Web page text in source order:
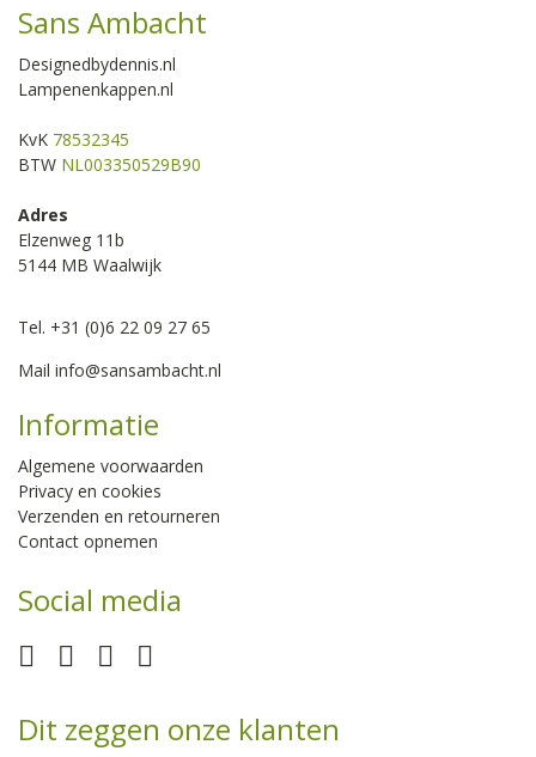
Sans Ambacht
Designedbydennis.nl
Lampenenkappen.nl
KvK 78532345
BTW NL003350529B90
Adres
Elzenweg 11b
5144 MB Waalwijk
Tel. +31 (0)6 22 09 27 65
Mail info@sansambacht.nl
Informatie
Algemene voorwaarden
Privacy en cookies
Verzenden en retourneren
Contact opnemen
Social media
Dit zeggen onze klanten